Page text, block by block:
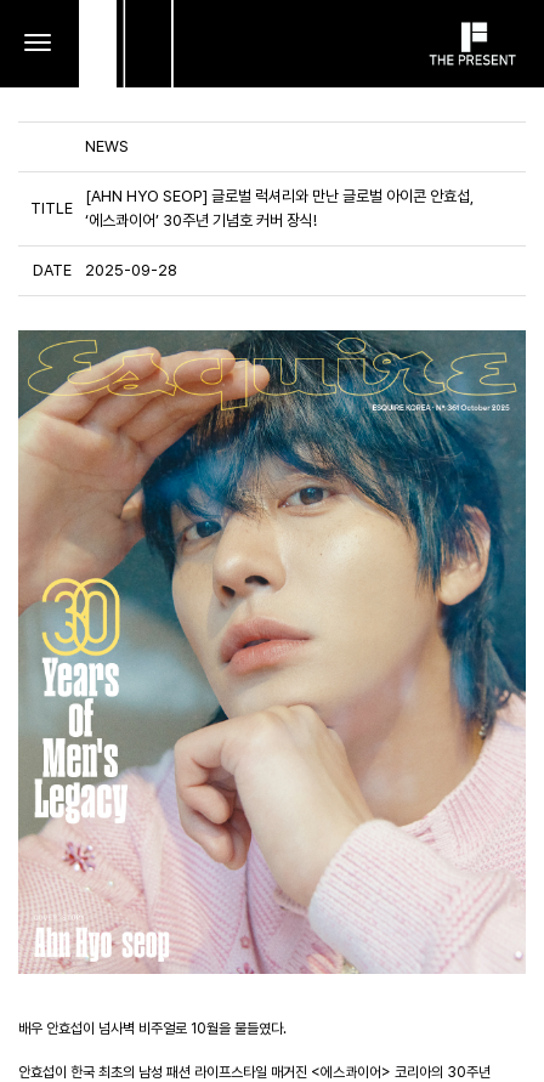
toggle
NEWS
TITLE
[AHN HYO SEOP] 글로벌 럭셔리와 만난 글로벌 아이콘 안효섭,
‘에스콰이어’ 30주년 기념호 커버 장식!
DATE 2025-09-28
배우 안효섭이 넘사벽 비주얼로 10월을 물들였다.
안효섭이 한국 최초의 남성 패션 라이프스타일 매거진 <에스콰이어> 코리아의 30주년